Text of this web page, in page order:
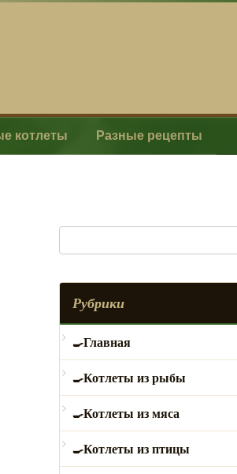
котлеты Разные рецепты
Рубрики
Главная
Котлеты из рыбы
Котлеты из мяса
Котлеты из птицы